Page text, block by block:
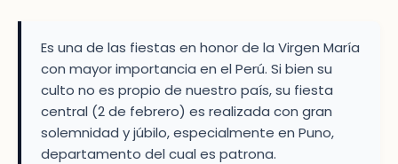
Es una de las fiestas en honor de la Virgen María
con mayor importancia en el Perú. Si bien su
culto no es propio de nuestro país, su fiesta
central (2 de febrero) es realizada con gran
solemnidad y júbilo, especialmente en Puno,
departamento del cual es patrona.